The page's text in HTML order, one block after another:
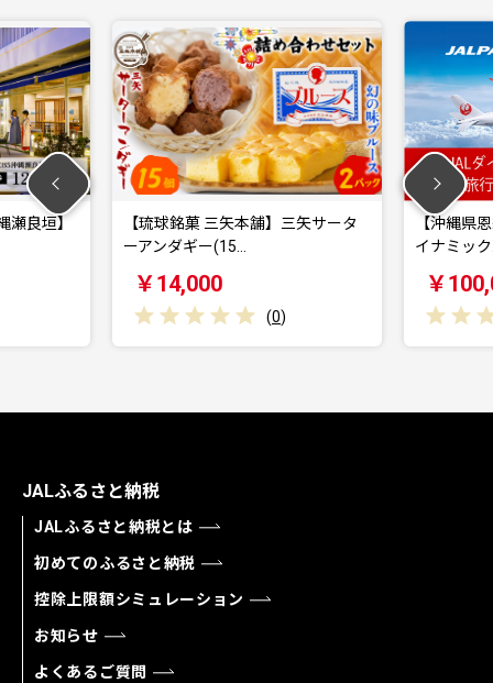
矢本舗】三矢サータ
【沖縄県恩納村】30,000円分JALダ
イナミック…
￥100,000
JALふるさと納税
JALふるさと納税とは
初めてのふるさと納税
控除上限額シミュレーション
お知らせ
よくあるご質問